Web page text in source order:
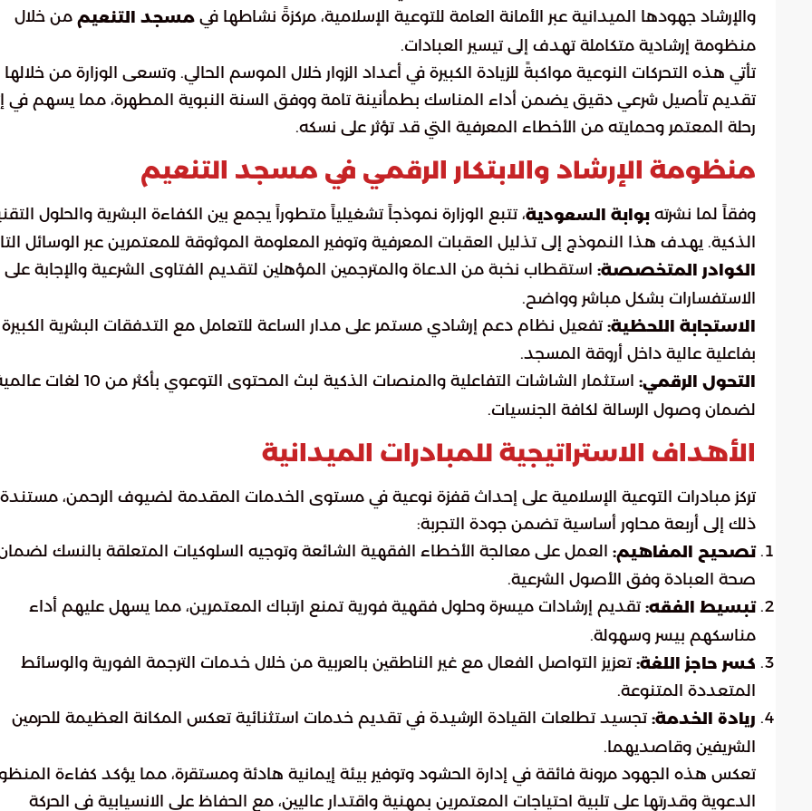
والإرشاد جهودها الميدانية عبر الأمانة العامة للتوعية الإسلامية، مركزةً نشاطها في مسجد التنعيم من خلال
منظومة إرشادية متكاملة تهدف إلى تيسير العبادات.
تأتي هذه التحركات النوعية مواكبةً للزيادة الكبيرة في أعداد الزوار خلال الموسم الحالي. وتسعى الوزارة من خلالها
تقديم تأصيل شرعي دقيق يضمن أداء المناسك بطمأنينة تامة ووفق السنة النبوية المطهرة، مما يسهم في
رحلة المعتمر وحمايته من الأخطاء المعرفية التي قد تؤثر على نسكه.
منظومة الإرشاد والابتكار الرقمي في مسجد التنعيم
وفقاً لما نشرته بوابة السعودية، تتبع الوزارة نموذجاً تشغيلياً متطوراً يجمع بين الكفاءة البشرية والحلول
الذكية. يهدف هذا النموذج إلى تذليل العقبات المعرفية وتوفير المعلومة الموثوقة للمعتمرين عبر الوسائل
الكوادر المتخصصة: استقطاب نخبة من الدعاة والمترجمين المؤهلين لتقديم الفتاوى الشرعية والإجابة على
الاستفسارات بشكل مباشر وواضح.
الاستجابة اللحظية: تفعيل نظام دعم إرشادي مستمر على مدار الساعة للتعامل مع التدفقات البشرية الكبيرة
بفاعلية عالية داخل أروقة المسجد.
التحول الرقمي:
استثمار الشاشات التفاعلية والمنصات الذكية لبث المحتوى التوعوي بأكثر من 10
لضمان وصول الرسالة لكافة الجنسيات.
الأهداف الاستراتيجية للمبادرات الميدانية
تركز مبادرات التوعية الإسلامية على إحداث قفزة نوعية في مستوى الخدمات المقدمة لضيوف الرحمن،
ذلك إلى أربعة محاور أساسية تضمن جودة التجربة:
تصحيح المفاهيم: العمل على معالجة الأخطاء الفقهية الشائعة وتوجيه السلوكيات المتعلقة بالنسك
صحة العبادة وفق الأصول الشرعية.
تبسيط الفقه: تقديم إرشادات ميسرة وحلول فقهية فورية تمنع ارتباك المعتمرين، مما يسهل عليهم أداء
مناسكهم بيسر وسهولة.
كسر حاجز اللغة: تعزيز التواصل الفعال مع غير الناطقين بالعربية من خلال خدمات الترجمة الفورية والوسائط
المتعددة المتنوعة.
ريادة الخدمة: تجسيد تطلعات القيادة الرشيدة في تقديم خدمات استثنائية تعكس المكانة العظيمة للحرمين
الشريفين وقاصديهما.
تعكس هذه الجهود مرونة فائقة في إدارة الحشود وتوفير بيئة إيمانية هادئة ومستقرة، مما يؤكد كفاءة
الدعوية وقدرتها على تلبية احتياجات المعتمرين بمهنية واقتدار عاليين، مع الحفاظ على الانسيابية في الحركة